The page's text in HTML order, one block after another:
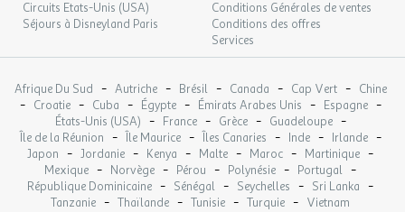
Circuits Etats-Unis (USA)
Séjours à Disneyland Paris
Conditions Générales de ventes
Conditions des offres
Services
Afrique Du Sud - Autriche - Brésil - Canada - Cap Vert - Chine
- Croatie - Cuba - Égypte - Émirats Arabes Unis - Espagne -
États-Unis (USA) - France - Grèce - Guadeloupe -
Île de la Réunion - Île Maurice - Îles Canaries - Inde - Irlande -
Japon - Jordanie - Kenya - Malte - Maroc - Martinique -
Mexique - Norvège - Pérou - Polynésie - Portugal -
République Dominicaine - Sénégal - Seychelles - Sri Lanka -
Tanzanie - Thaïlande - Tunisie - Turquie - Vietnam